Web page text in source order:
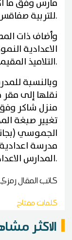
مارس وفق ما
للتربية صفاقس 1 لديوان أف.
وأضاف ذات
الاعدادية
التلاميذ.
وبالنسبة
نقلها إلى مقر
منزل شاكر
تغيير صبغة
الجموسي
مدرسة
المدارس.
كاتب المقال
كلمات مفتاح
الاكثر